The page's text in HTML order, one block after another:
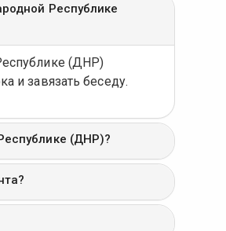
Республике
(ДНР)
и завязать беседу.
(ДНР)?